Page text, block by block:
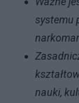
systemu
nauki,